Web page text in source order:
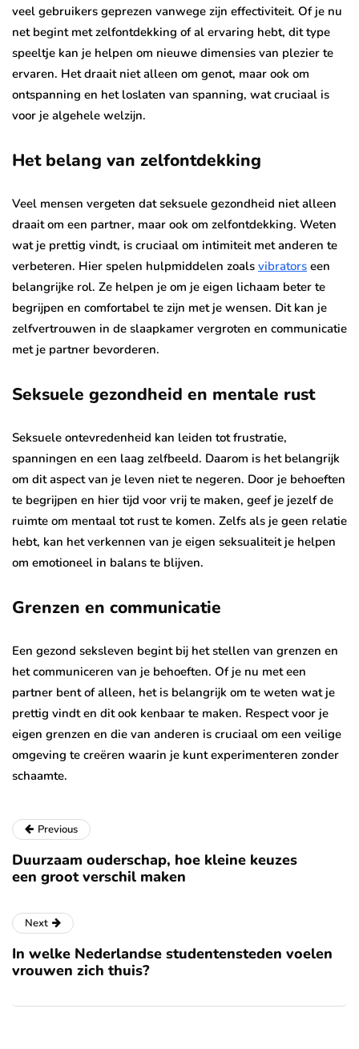
veel gebruikers geprezen vanwege zijn effectiviteit. Of je nu
net begint met zelfontdekking of al ervaring hebt, dit type
speeltje kan je helpen om nieuwe dimensies van plezier te
ervaren. Het draait niet alleen om genot, maar ook om
ontspanning en het loslaten van spanning, wat cruciaal is
voor je algehele welzijn.
Het belang van zelfontdekking
Veel mensen vergeten dat seksuele gezondheid niet alleen
draait om een partner, maar ook om zelfontdekking. Weten
wat je prettig vindt, is cruciaal om intimiteit met anderen te
verbeteren. Hier spelen hulpmiddelen zoals vibrators een
belangrijke rol. Ze helpen je om je eigen lichaam beter te
begrijpen en comfortabel te zijn met je wensen. Dit kan je
zelfvertrouwen in de slaapkamer vergroten en communicatie
met je partner bevorderen.
Seksuele gezondheid en mentale rust
Seksuele ontevredenheid kan leiden tot frustratie,
spanningen en een laag zelfbeeld. Daarom is het belangrijk
om dit aspect van je leven niet te negeren. Door je behoeften
te begrijpen en hier tijd voor vrij te maken, geef je jezelf de
ruimte om mentaal tot rust te komen. Zelfs als je geen relatie
hebt, kan het verkennen van je eigen seksualiteit je helpen
om emotioneel in balans te blijven.
Grenzen en communicatie
Een gezond seksleven begint bij het stellen van grenzen en
het communiceren van je behoeften. Of je nu met een
partner bent of alleen, het is belangrijk om te weten wat je
prettig vindt en dit ook kenbaar te maken. Respect voor je
eigen grenzen en die van anderen is cruciaal om een veilige
omgeving te creëren waarin je kunt experimenteren zonder
schaamte.
Previous
Duurzaam ouderschap, hoe kleine keuzes
een groot verschil maken
Next
In welke Nederlandse studentensteden voelen
vrouwen zich thuis?